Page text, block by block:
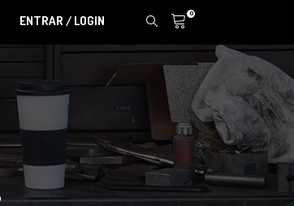
ENTRAR / LOGIN 0